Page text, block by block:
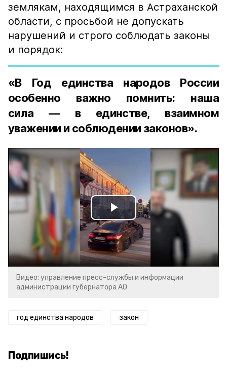
землякам, находящимся в Астраханской
области, с просьбой не допускать
нарушений и строго соблюдать законы
и порядок:
«В Год единства народов России
особенно важно помнить: наша
сила — в единстве, взаимном
уважении и соблюдении законов».
Play
Video
Видео: управление пресс-службы и информации
администрации губернатора АО
год единства народов закон
Подпишись!